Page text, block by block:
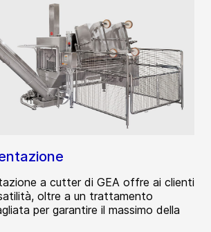
a cutter di GEA offre ai clienti
oltre a un trattamento
per garantire il massimo della